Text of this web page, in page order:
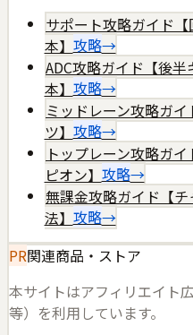
サポート攻略ガイド
本】 攻略→
ADC攻略ガイド【後
本】 攻略→
ミッドレーン攻略ガ
ツ】 攻略→
トップレーン攻略ガ
ピオン】 攻略→
無課金攻略ガイド【
法】 攻略→
PR関連商品・ストア
本サイトはアフィリエイト
等）を利用しています。